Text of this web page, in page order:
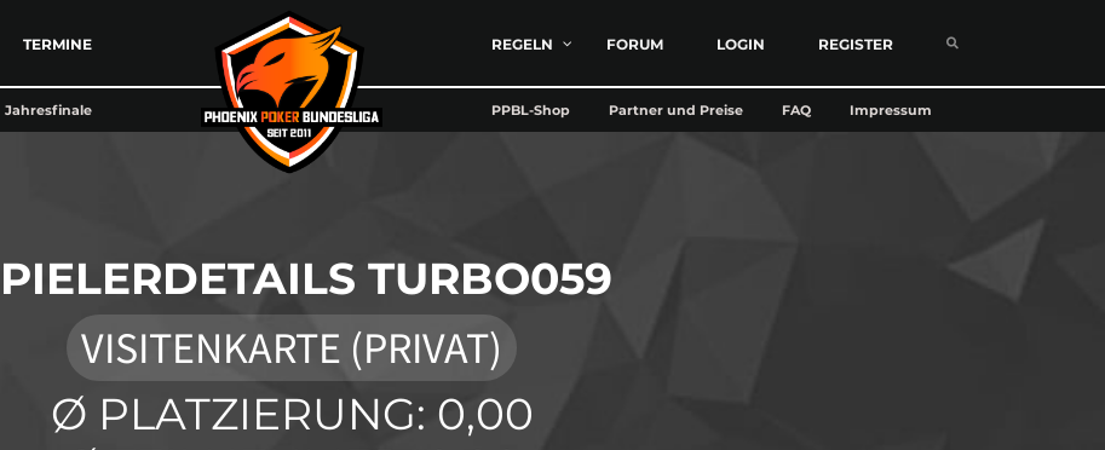
TERMINE REGELN FORUM LOGIN REGISTER
Jahresfinale PPBL-Shop Partner und Preise FAQ Impressum
TURBO059
VISITENKARTE (PRIVAT)
Ø PLATZIERUNG: 0,00